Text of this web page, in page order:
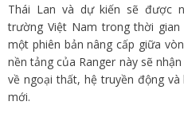
Thái Lan và dự kiến sẽ được
trường Việt Nam trong thời
một phiên bản nâng cấp giữa
nền tảng của Ranger này sẽ
về ngoại thất, hệ truyền động
mới.